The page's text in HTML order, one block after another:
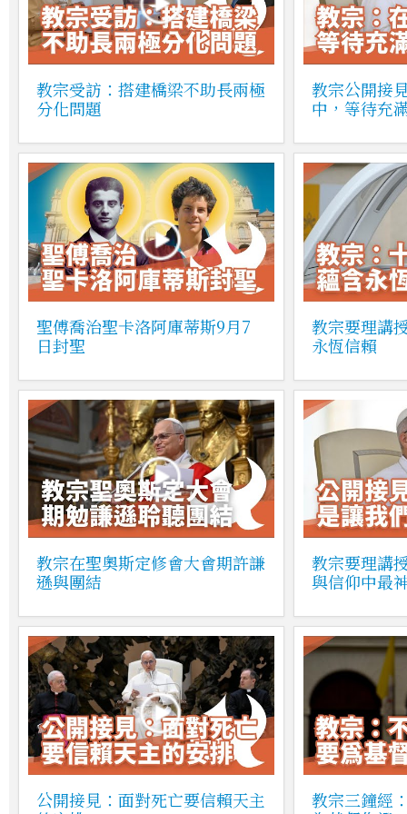
教宗受訪：搭建橋梁不助長兩極
分化問題
教宗公開接
中，等待充
聖傅喬治聖卡洛阿庫蒂斯9月7
日封聖
教宗要理講
永恆信賴
教宗在聖奧斯定修會大會期許謙
遜與團結
教宗要理講
與信仰中最
公開接見：面對死亡要信賴天主
教宗三鐘經